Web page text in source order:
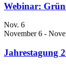
Webinar:
Nov. 6
November 6 -
Jahrestagung